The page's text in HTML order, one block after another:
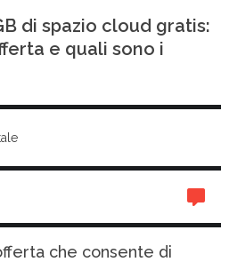
di spazio cloud gratis:
e quali sono i
che consente di